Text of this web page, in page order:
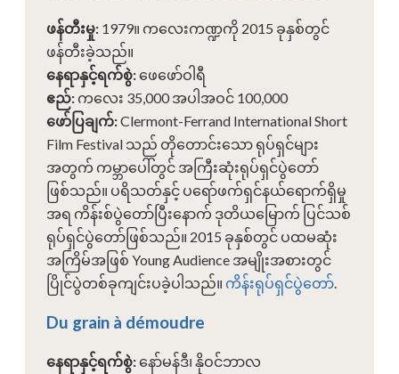
ဖန်တီးမှု: 1979။ ကလေးကဏ္ဍကို 2015 ခုနှစ်တွင်
ဖန်တီးခဲ့သည်။
နေရာနှင့်ရက်စွဲ:ဖေဖော်ဝါရီ
ဧည်: ကလေး 35,000 အပါအဝင် 100,000
ဖော်ပြချက်:Clermont-Ferrand International Short
Film Festival သည် တိုတောင်းသော ရုပ်ရှင်များ
အတွက် ကမ္ဘာပေါ်တွင် အကြီးဆုံးရုပ်ရှင်ပွဲတော်
ဖြစ်သည်။ ပရိသတ်နှင့် ပရော်ဖက်ရှင်နယ်ရောက်ရှိမှု
အရ ကိန်းစ်ပွဲတော်ပြီးနောက် ဒုတိယမြောက် ပြင်သစ်
ရုပ်ရှင်ပွဲတော်ဖြစ်သည်။ 2015 ခုနှစ်တွင် ပထမဆုံး
အကြိမ်အဖြစ် Young Audience အမျိုးအစားတွင်
ပြိုင်ပွဲတစ်ခုကျင်းပခဲ့ပါသည်။ ကိန်းရုပ်ရှင်ပွဲတော်
Du grain à démoudre
နေရာနှင့်ရက်စွဲ:နော်မန်ဒီ၊ နိုဝင်ဘာလ